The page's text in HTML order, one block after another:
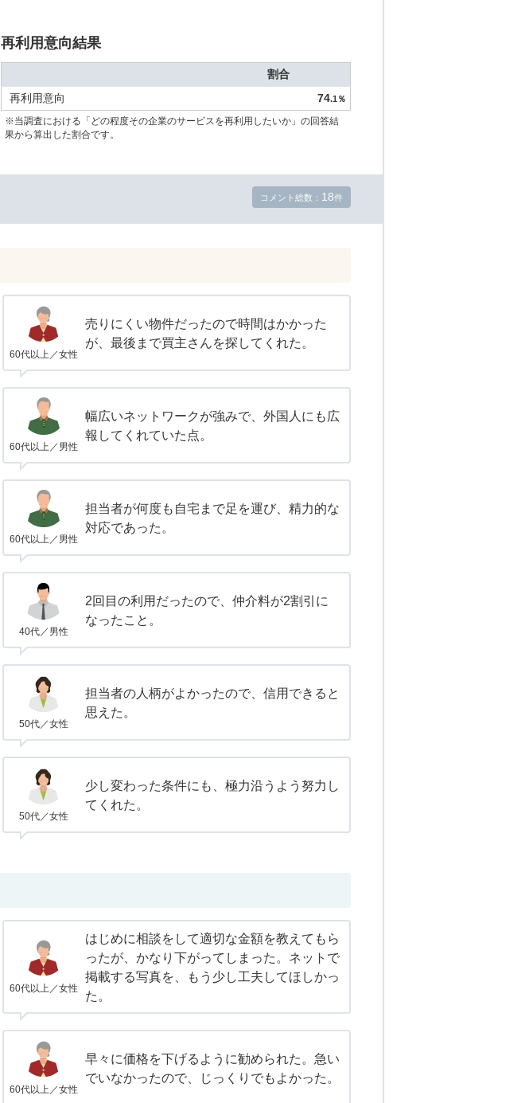
再利用意向結果
割合
再利用意向
74.1％
※当調査における「どの程度その企業のサービスを再利用したいか」の回答結
果から算出した割合です。
コメント総数： 18件
60代以上／女性
売りにくい物件だったので時間はかかった
が、最後まで買主さんを探してくれた。
60代以上／男性
幅広いネットワークが強みで、外国人にも広
報してくれていた点。
60代以上／男性
担当者が何度も自宅まで足を運び、精力的な
対応であった。
40代／男性
2回目の利用だったので、仲介料が2割引に
なったこと。
50代／女性
担当者の人柄がよかったので、信用できると
思えた。
50代／女性
少し変わった条件にも、極力沿うよう努力し
てくれた。
60代以上／女性
はじめに相談をして適切な金額を教えてもら
ったが、かなり下がってしまった。ネットで
掲載する写真を、もう少し工夫してほしかっ
た。
60代以上／女性
早々に価格を下げるように勧められた。急い
でいなかったので、じっくりでもよかった。